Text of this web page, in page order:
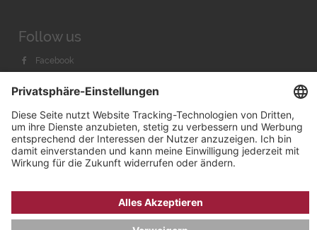
Follow us
Facebook
Youtube